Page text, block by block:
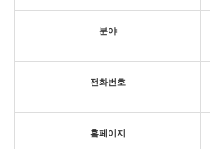
분야
전화번호
홈페이지